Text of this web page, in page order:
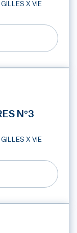
X VIE
N°3
X VIE